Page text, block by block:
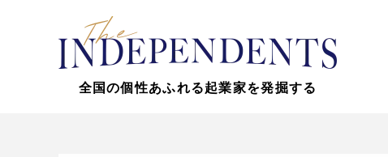
全国の個性あふれる起業家を発掘する